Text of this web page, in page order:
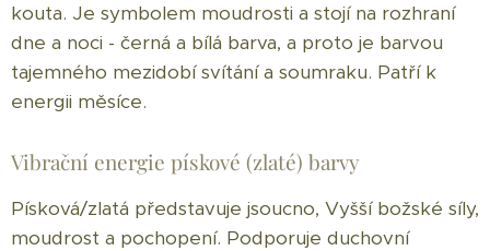
kouta. Je symbolem moudrosti a stojí na rozhraní
dne a noci - černá a bílá barva, a proto je barvou
tajemného mezidobí svítání a soumraku. Patří k
energii měsíce.
Vibrační energie pískové (zlaté) barvy
Písková/zlatá představuje jsoucno, Vyšší božské síly,
moudrost a pochopení. Podporuje duchovní